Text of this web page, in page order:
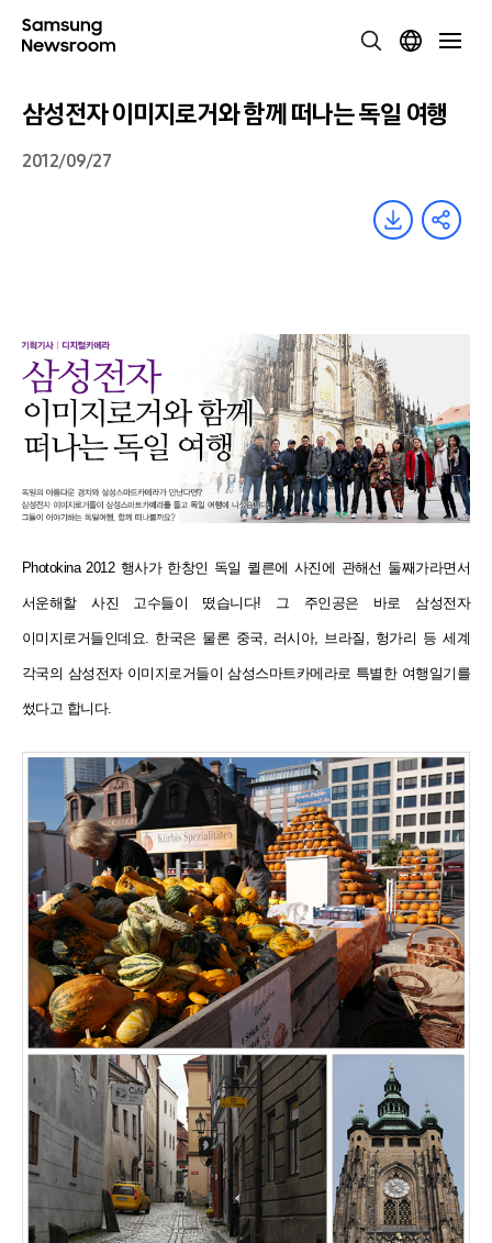
삼성전자 이미지로거와 함께 떠나는 독일 여행
2012/09/27
Photokina 2012 행사가 한창인 독일 퀼른에 사진에 관해선 둘째가라면서
서운해할 사진 고수들이 떴습니다! 그 주인공은 바로 삼성전자
이미지로거들인데요. 한국은 물론 중국, 러시아, 브라질, 헝가리 등 세계
각국의 삼성전자 이미지로거들이 삼성스마트카메라로 특별한 여행일기를
썼다고 합니다.